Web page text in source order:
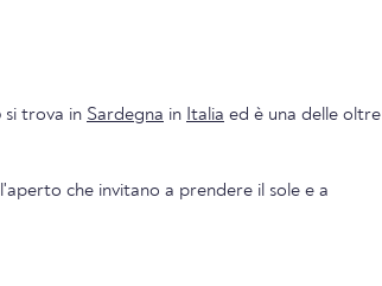
si trova in Sardegna in Italia ed è una delle oltre
che invitano a prendere il sole e a